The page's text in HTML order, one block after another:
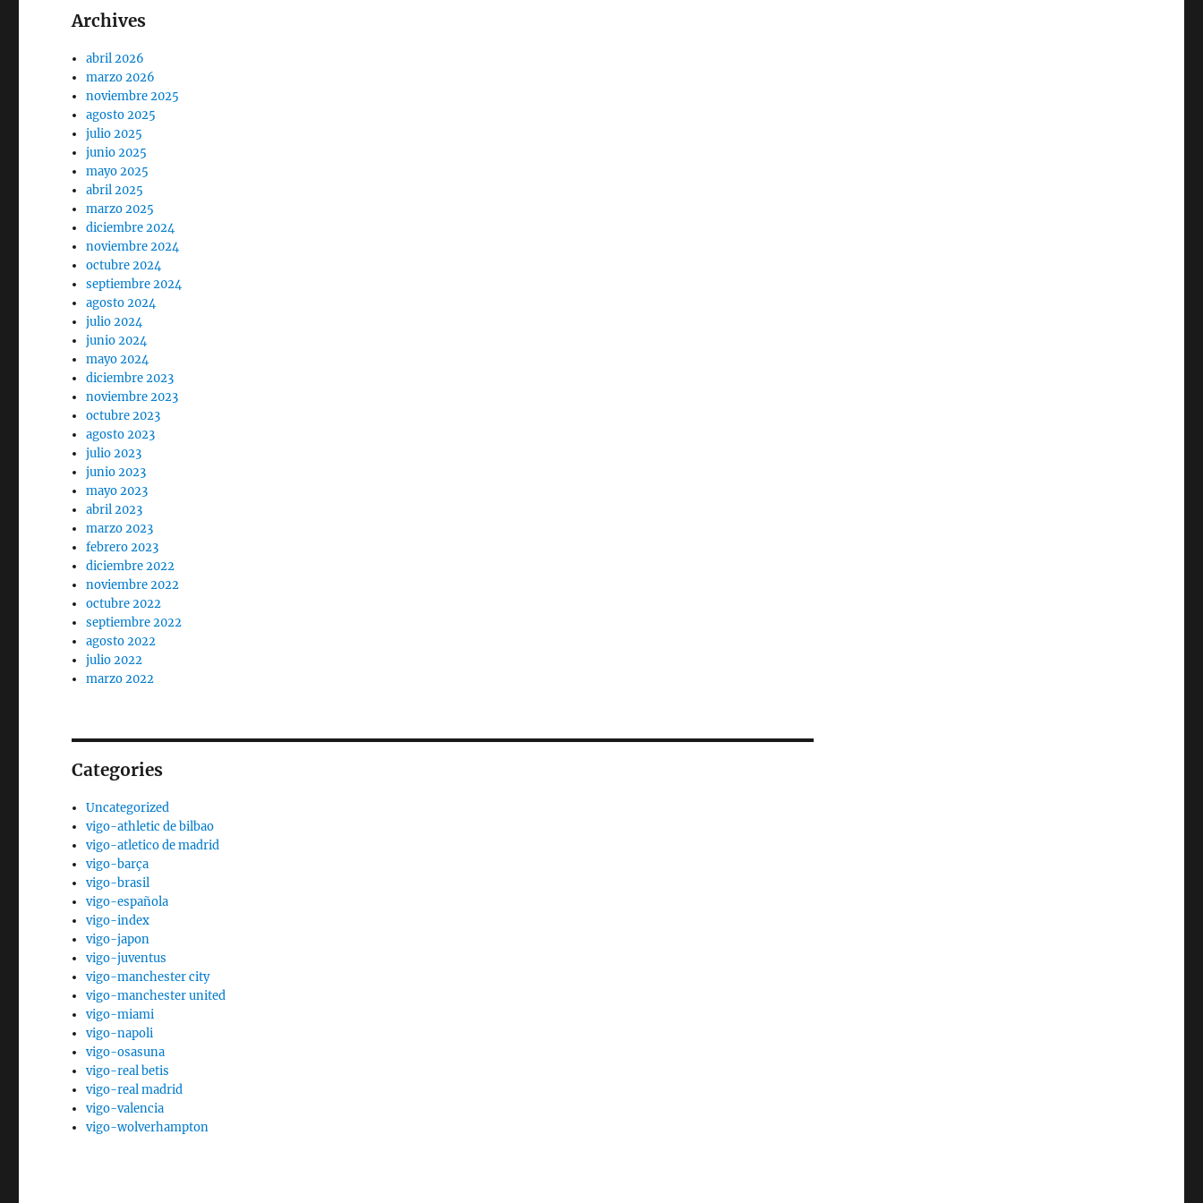
Archives
abril 2026
marzo 2026
noviembre 2025
agosto 2025
julio 2025
junio 2025
mayo 2025
abril 2025
marzo 2025
diciembre 2024
noviembre 2024
octubre 2024
septiembre 2024
agosto 2024
julio 2024
junio 2024
mayo 2024
diciembre 2023
noviembre 2023
octubre 2023
agosto 2023
julio 2023
junio 2023
mayo 2023
abril 2023
marzo 2023
febrero 2023
diciembre 2022
noviembre 2022
octubre 2022
septiembre 2022
agosto 2022
julio 2022
marzo 2022
Categories
Uncategorized
vigo-athletic de bilbao
vigo-atletico de madrid
vigo-barça
vigo-brasil
vigo-española
vigo-index
vigo-japon
vigo-juventus
vigo-manchester city
vigo-manchester united
vigo-miami
vigo-napoli
vigo-osasuna
vigo-real betis
vigo-real madrid
vigo-valencia
vigo-wolverhampton